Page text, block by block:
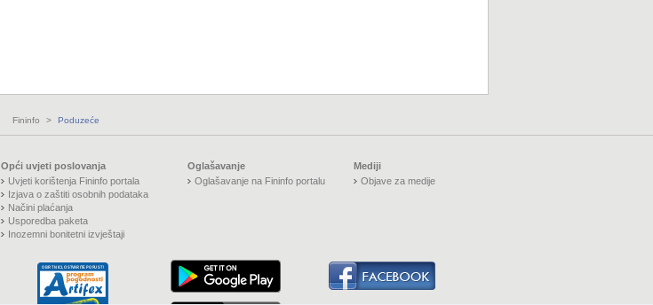
Fininfo > Poduzeće
Opći uvjeti poslovanja
Uvjeti korištenja Fininfo portala
Izjava o zaštiti osobnih podataka
Načini plaćanja
Usporedba paketa
Inozemni bonitetni izvještaji
Oglašavanje
Oglašavanje na Fininfo portalu
Mediji
Objave za medije